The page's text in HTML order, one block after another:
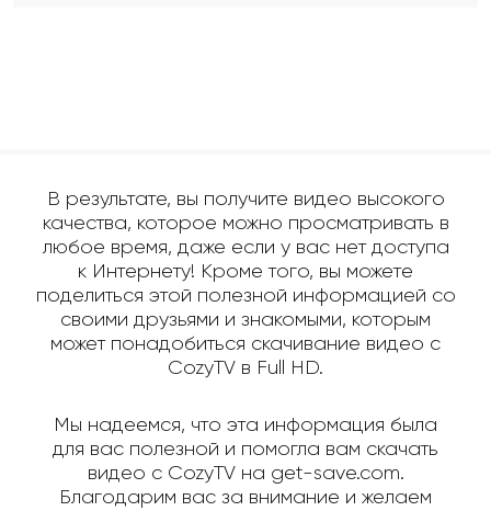
В результате, вы получите видео высокого
качества, которое можно просматривать в
любое время, даже если у вас нет доступа
к Интернету! Кроме того, вы можете
поделиться этой полезной информацией со
своими друзьями и знакомыми, которым
может понадобиться скачивание видео с
CozyTV в Full HD.
Мы надеемся, что эта информация была
для вас полезной и помогла вам скачать
видео с CozyTV на get-save.com.
Благодарим вас за внимание и желаем